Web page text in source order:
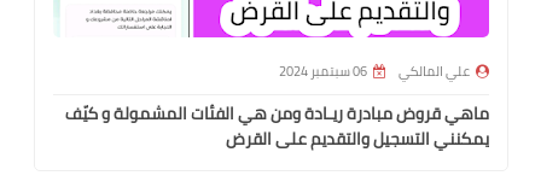
علي المالكي 06 سبتمبر 2024
ماهي قروض مبادرة ريـادة ومن هي الفئات المشمولة و كيّف
يمكنني التسجيل والتقديم على القرض